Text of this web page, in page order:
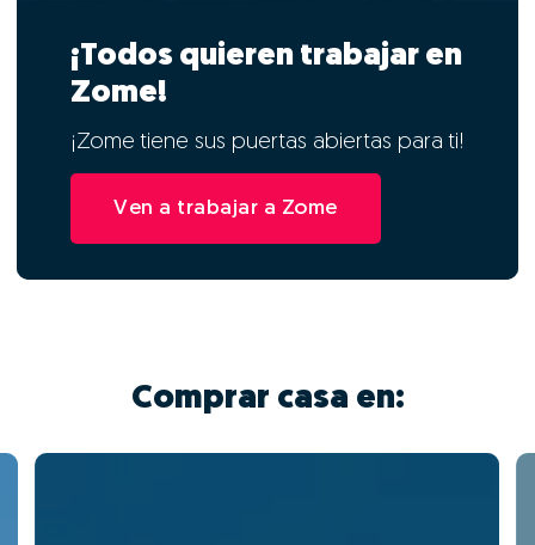
¡Todos quieren trabajar en
Zome!
¡Zome tiene sus puertas abiertas para ti!
Ven a trabajar a Zome
Comprar casa en: